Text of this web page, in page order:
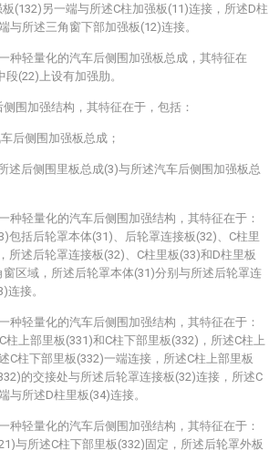
(132)另一端与所述C柱加强板(11)连接，所述D柱
与所述三角窗下部加强板(12)连接。
种轻量化的汽车后侧围加强板总成，其特征在
(22)上设有加强肋。
围加强结构，其特征在于，包括：
后侧围加强板总成；
述后侧围里板总成(3)与所述汽车后侧围加强板总
种轻量化的汽车后侧围加强结构，其特征在于：
包括后轮罩本体(31)、后轮罩连接板(32)、C柱里
所述后轮罩连接板(32)、C柱里板(33)和D柱里板
区域，所述后轮罩本体(31)分别与所述后轮罩连
连接。
种轻量化的汽车后侧围加强结构，其特征在于：
柱上部里板(331)和C柱下部里板(332)，所述C柱上
C柱下部里板(332)一端连接，所述C柱上部里板
的交接处与所述后轮罩连接板(32)连接，所述C
与所述D柱里板(34)连接。
种轻量化的汽车后侧围加强结构，其特征在于：
与所述C柱下部里板(332)固定，所述后轮罩外板